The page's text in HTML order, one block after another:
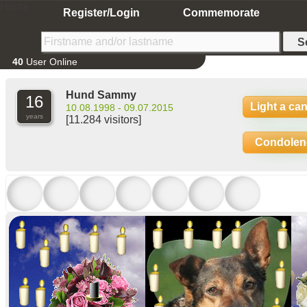
Register/Login Commemorate
40 User Online
16
years
Hund Sammy
10.08.1998 - 09.07.2015
[11.284 visitors]
Light a